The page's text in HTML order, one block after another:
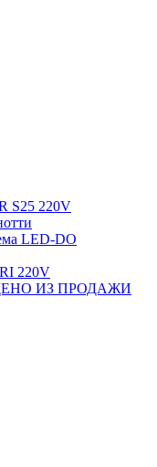
S25 220V
LED-DO
220V
ИЗ ПРОДАЖИ